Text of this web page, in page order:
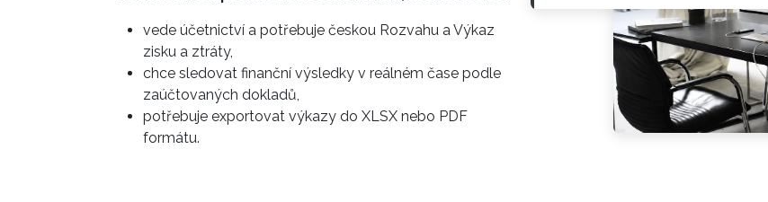
vede účetnictví a potřebuje českou Rozvahu a Výkaz
zisku a ztráty,
chce sledovat finanční výsledky v reálném čase podle
zaúčtovaných dokladů,
potřebuje exportovat výkazy do XLSX nebo PDF
formátu.